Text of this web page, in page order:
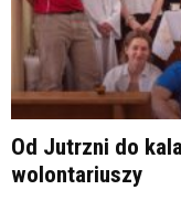
Od Jutrzni do
wolontariuszy